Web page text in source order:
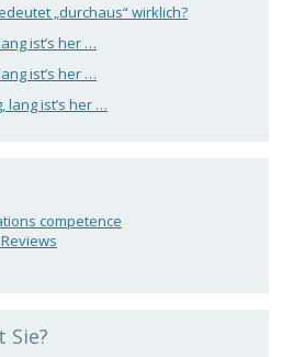
„durchaus“ wirklich?
ist’s her …
ist’s her …
lang ist’s her …
competence
Sie?